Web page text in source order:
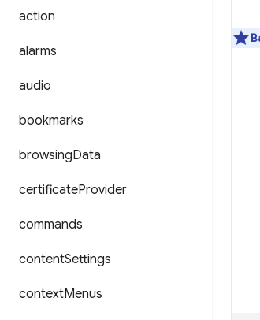
action
alarms
audio
bookmarks
browsingData
certificateProvider
commands
contentSettings
contextMenus